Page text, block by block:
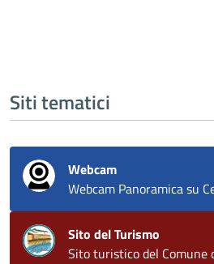
Siti tematici
Webcam
Webcam Panoramica su
Sito del Turismo
Sito turistico del Comune